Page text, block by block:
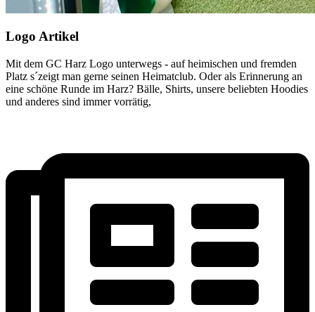
Logo Artikel
Mit dem GC Harz Logo unterwegs - auf heimischen und fremden
Platz s´zeigt man gerne seinen Heimatclub. Oder als Erinnerung an
eine schöne Runde im Harz? Bälle, Shirts, unsere beliebten Hoodies
und anderes sind immer vorrätig,